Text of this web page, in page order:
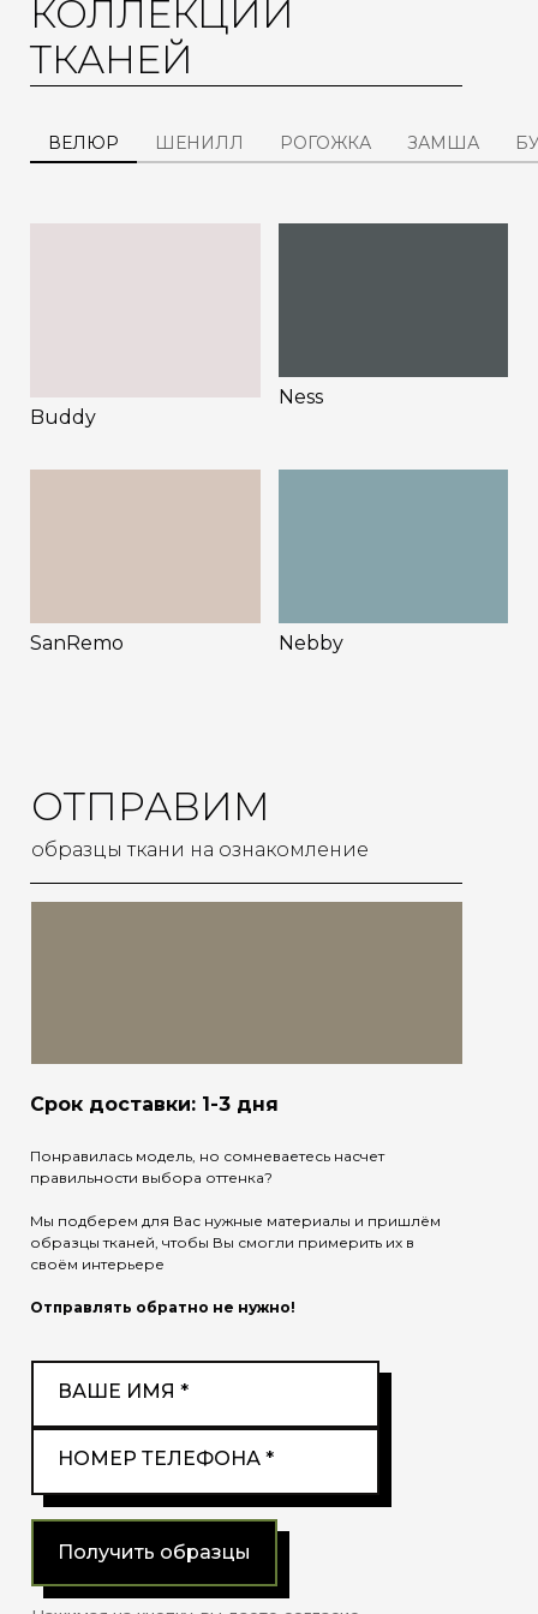
КОЛЛЕКЦИИ
ТКАНЕЙ
ВЕЛЮР ШЕНИЛЛ РОГОЖКА ЗАМША
Buddy
Ness
SanRemo Nebby
Понравилась модель, но сомневаетесь насчет
правильности выбора оттенка?
Мы подберем для Вас нужные материалы и пришлём
образцы тканей, чтобы Вы смогли примерить их в
своём интерьере
Отправлять обратно не нужно!
Срок доставки: 1-3 дня
ВАШЕ ИМЯ *
НОМЕР ТЕЛЕФОНА *
Получить образцы
образцы ткани на ознакомление
ОТПРАВИМ